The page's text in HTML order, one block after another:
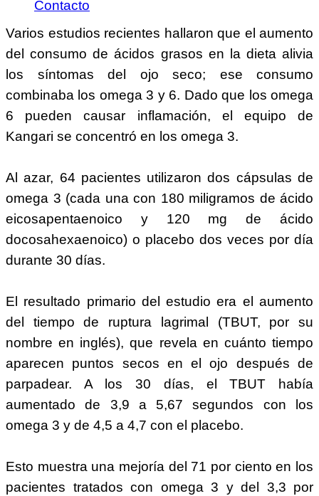
Contacto
Varios estudios recientes hallaron que el aumento
del consumo de ácidos grasos en la dieta alivia
los síntomas del ojo seco; ese consumo
combinaba los omega 3 y 6. Dado que los omega
6 pueden causar inflamación, el equipo de
Kangari se concentró en los omega 3.
Al azar, 64 pacientes utilizaron dos cápsulas de
omega 3 (cada una con 180 miligramos de ácido
eicosapentaenoico y 120 mg de ácido
docosahexaenoico) o placebo dos veces por día
durante 30 días.
El resultado primario del estudio era el aumento
del tiempo de ruptura lagrimal (TBUT, por su
nombre en inglés), que revela en cuánto tiempo
aparecen puntos secos en el ojo después de
parpadear. A los 30 días, el TBUT había
aumentado de 3,9 a 5,67 segundos con los
omega 3 y de 4,5 a 4,7 con el placebo.
Esto muestra una mejoría del 71 por ciento en los
pacientes tratados con omega 3 y del 3,3 por